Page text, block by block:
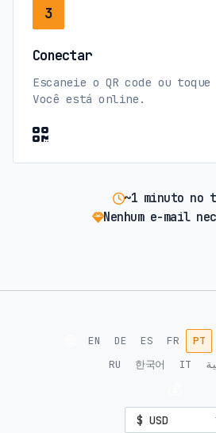
3
Conectar
Escaneie o QR code ou
Você está online.
~1 minuto no
Nenhum e-mail
EN DE ES FR PT
RU
한국어 IT